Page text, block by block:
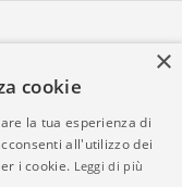
diartemedia.it
| Informativa
×
cookie
la tua esperienza di
all'utilizzo dei
i cookie. Leggi di più